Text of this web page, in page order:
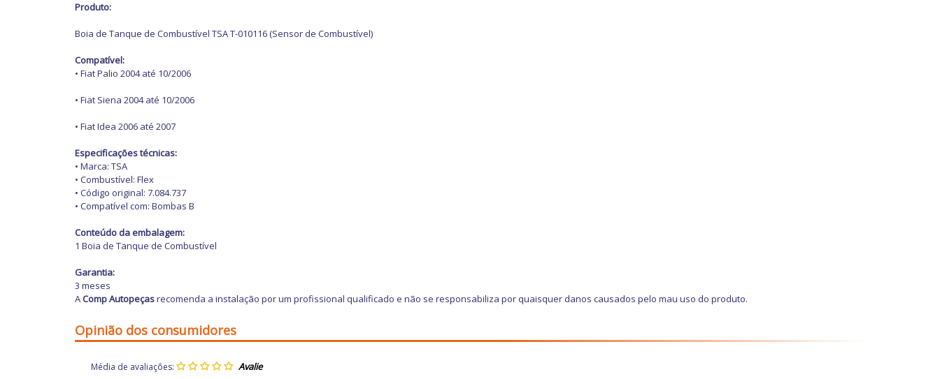
Produto:
Boia de Tanque de Combustível TSA T-010116 (Sensor de Combustível)
Compatível:
• Fiat Palio 2004 até 10/2006
• Fiat Siena 2004 até 10/2006
• Fiat Idea 2006 até 2007
Especificações técnicas:
• Marca: TSA
• Combustível: Flex
• Código original: 7.084.737
• Compatível com: Bombas B
Conteúdo da embalagem:
1 Boia de Tanque de Combustível
Garantia:
3 meses
AComp Autopeçasrecomenda a instalação por um profissional qualificado e não se responsabiliza por quaisquer danos causados pelo mau uso do produto.
Opinião dos consumidores
Média de avaliações: